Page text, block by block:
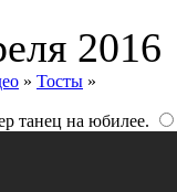
2016
» Тосты »
танец на юбилее.